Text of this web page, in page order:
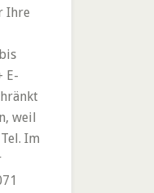
Ihre
E-
weil
Im